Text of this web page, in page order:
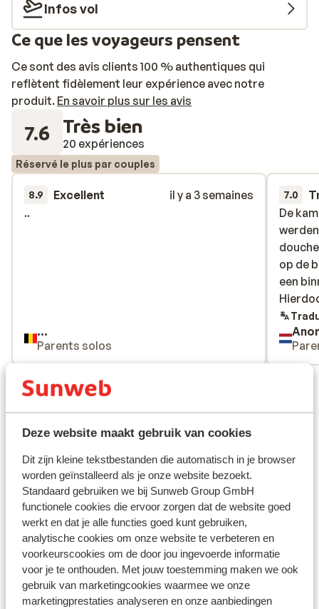
Deze website maakt gebruik van cookies
Dit zijn kleine tekstbestanden die automatisch in je browser
worden geïnstalleerd als je onze website bezoekt.
Standaard gebruiken we bij Sunweb Group GmbH
functionele cookies die ervoor zorgen dat de website goed
werkt en dat je alle functies goed kunt gebruiken,
analytische cookies om onze website te verbeteren en
voorkeurscookies om de door jou ingevoerde informatie
voor je te onthouden. Met jouw toestemming maken we ook
gebruik van marketingcookies waarmee we onze
marketingprestaties analyseren en onze aanbiedingen
Infos vol
Ce que les voyageurs pensent
Ce sont des avis clients 100 % authentiques qui
reflètent fidèlement leur expérience avec notre
produit. En savoir plus sur les avis
7.6 Très bien
20 expériences
Réservé le plus par couples
8.9 Excellent
il y a 3 semaines
..
..
...
Parents solos
7.0
De
op de
een
De
op de
een
Voir toutes les 20 expériences
Emplacement
Afficher sur la carte
À proximité
Distance de la plage environ 200 mètres (plage de